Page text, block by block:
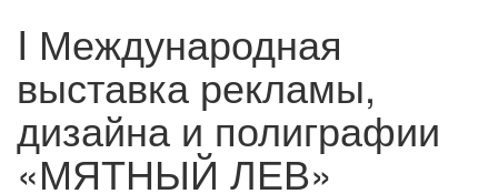
I Международная
выставка рекламы,
дизайна и полиграфии
«МЯТНЫЙ ЛЕВ»